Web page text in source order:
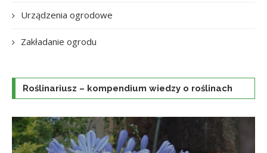
Urządzenia ogrodowe
Zakładanie ogrodu
Roślinariusz – kompendium wiedzy o roślinach